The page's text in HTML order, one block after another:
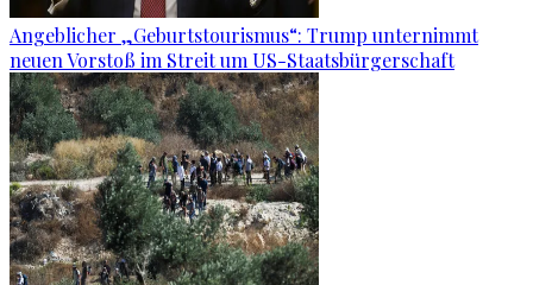
Angeblicher „Geburtstourismus“: Trump unternimmt
neuen Vorstoß im Streit um US-Staatsbürgerschaft